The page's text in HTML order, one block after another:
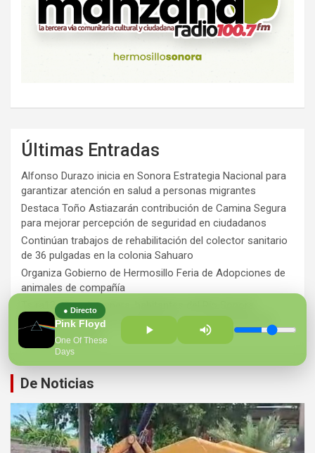
● Directo
Pink Floyd
One Of These
Days
Últimas Entradas
Alfonso Durazo inicia en Sonora Estrategia Nacional para
garantizar atención en salud a personas migrantes
Destaca Toño Astiazarán contribución de Camina Segura
para mejorar percepción de seguridad en ciudadanos
Continúan trabajos de rehabilitación del colector sanitario
de 36 pulgadas en la colonia Sahuaro
Organiza Gobierno de Hermosillo Feria de Adopciones de
animales de compañía
Ts ra12 años de espera, habitantes del Río Sonora
agradecen a Durazo y Sheinbaum por construcción de
Hospital Regional
De Noticias